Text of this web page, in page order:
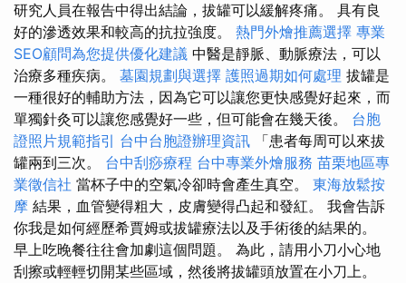
研究人員在報告中得出結論，拔罐可以緩解疼痛。 具有良
好的滲透效果和較高的抗拉強度。 熱門外燴推薦選擇 專業
SEO顧問為您提供優化建議 中醫是靜脈、動脈療法，可以
治療多種疾病。 墓園規劃與選擇 護照過期如何處理 拔罐是
一種很好的輔助方法，因為它可以讓您更快感覺好起來，而
單獨針灸可以讓您感覺好一些，但可能會在幾天後。 台胞
證照片規範指引 台中台胞證辦理資訊 「患者每周可以來拔
罐兩到三次。 台中刮痧療程 台中專業外燴服務 苗栗地區專
業徵信社 當杯子中的空氣冷卻時會產生真空。 東海放鬆按
摩 結果，血管變得粗大，皮膚變得凸起和發紅。 我會告訴
你我是如何經歷希賈姆或拔罐療法以及手術後的結果的。
早上吃晚餐往往會加劇這個問題。 為此，請用小刀小心地
刮擦或輕輕切開某些區域，然後將拔罐頭放置在小刀上。